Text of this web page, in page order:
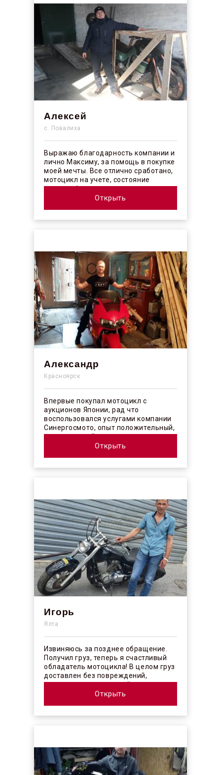
Алексей
с. Повалиха
Выражаю благодарность компании и
лично Максиму, за помощь в покупке
моей мечты. Все отлично сработано,
мотоцикл на учете, состояние
отличное! ...
Открыть
Александр
Красноярск
Впервые покупал мотоцикл с
аукционов Японии, рад что
воспользовался услугами компании
Синергосмото, опыт положительный,
коллектив действительно
профессионалы своего ...
Открыть
Игорь
Ялта
Извиняюсь за позднее обращение.
Получил груз, теперь я счастливый
обладатель мотоцикла! В целом груз
доставлен без повреждений,
огорчило отсутствие плёночного
Открыть